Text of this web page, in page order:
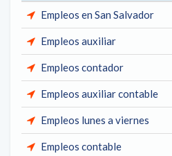
Empleos en San Salvador
Empleos auxiliar
Empleos contador
Empleos auxiliar contable
Empleos lunes a viernes
Empleos contable